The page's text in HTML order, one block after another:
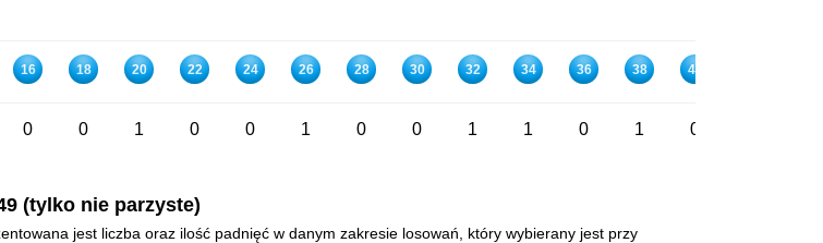
16 18 20 22 24 26 28 30 32 34 36 38 40
0 0 1 0 0 1 0 0 1 1 0 1 0
(tylko nie parzyste)
jest liczba oraz ilość padnięć w danym zakresie losowań, który wybierany jest przy